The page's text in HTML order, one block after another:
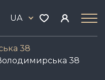
UA
38
38